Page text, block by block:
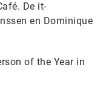
De it-
en Dominique
of the Year in